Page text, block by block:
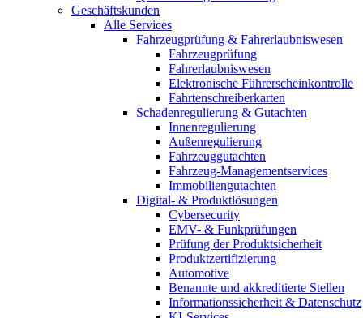
Geschäftskunden
Alle Services
Fahrzeugprüfung & Fahrerlaubniswesen
Fahrzeugprüfung
Fahrerlaubniswesen
Elektronische Führerscheinkontrolle
Fahrtenschreiberkarten
Schadenregulierung & Gutachten
Innenregulierung
Außenregulierung
Fahrzeuggutachten
Fahrzeug-Managementservices
Immobiliengutachten
Digital- & Produktlösungen
Cybersecurity
EMV- & Funkprüfungen
Prüfung der Produktsicherheit
Produktzertifizierung
Automotive
Benannte und akkreditierte Stellen
Informationssicherheit & Datenschutz